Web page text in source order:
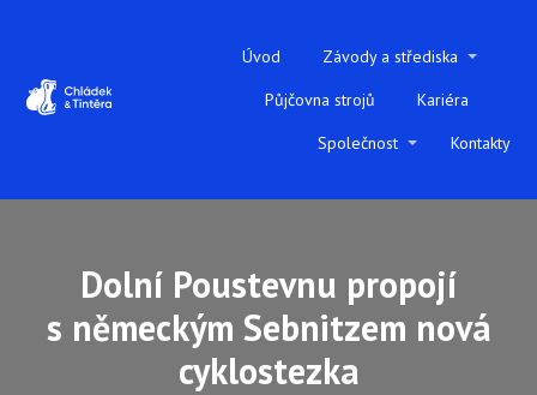
Úvod
Závody a střediska
Půjčovna strojů
Kariéra
Společnost
Kontakty
Dolní Poustevnu propojí
s německým Sebnitzem nová
cyklostezka